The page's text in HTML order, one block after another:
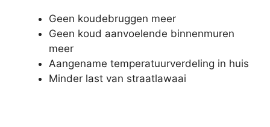
Geen koudebruggen meer
Geen koud aanvoelende binnenmuren
meer
Aangename temperatuurverdeling in huis
Minder last van straatlawaai